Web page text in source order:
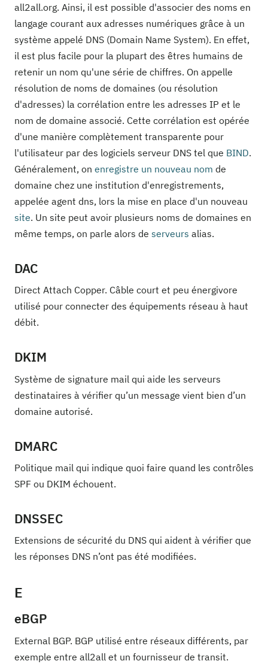
all2all.org. Ainsi, il est possible d'associer des noms en
langage courant aux adresses numériques grâce à un
système appelé DNS (Domain Name System). En effet,
il est plus facile pour la plupart des êtres humains de
retenir un nom qu'une série de chiffres. On appelle
résolution de noms de domaines (ou résolution
d'adresses) la corrélation entre les adresses IP et le
nom de domaine associé. Cette corrélation est opérée
d'une manière complètement transparente pour
l'utilisateur par des logiciels serveur DNS tel que BIND.
Généralement, on enregistre un nouveau nom de
domaine chez une institution d'enregistrements,
appelée agent dns, lors la mise en place d'un nouveau
site. Un site peut avoir plusieurs noms de domaines en
même temps, on parle alors de serveurs alias.
DAC
Direct Attach Copper. Câble court et peu énergivore
utilisé pour connecter des équipements réseau à haut
débit.
DKIM
Système de signature mail qui aide les serveurs
destinataires à vérifier qu’un message vient bien d’un
domaine autorisé.
DMARC
Politique mail qui indique quoi faire quand les contrôles
SPF ou DKIM échouent.
DNSSEC
Extensions de sécurité du DNS qui aident à vérifier que
les réponses DNS n’ont pas été modifiées.
E
eBGP
External BGP. BGP utilisé entre réseaux différents, par
exemple entre all2all et un fournisseur de transit.